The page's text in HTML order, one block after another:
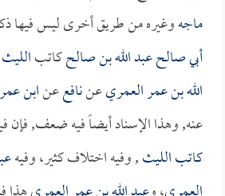
ماجهوغيره من طريق أخرى ليس فيها
أبي صالح عبد الله بن صالحكاتبالليث
الله بن عمر العمريعننافععنابن عمر
عنه, وهذا الإسناد أيضاً فيه ضعف, فإن
كاتب الليث, وفيه اختلاف كثير، وفيه